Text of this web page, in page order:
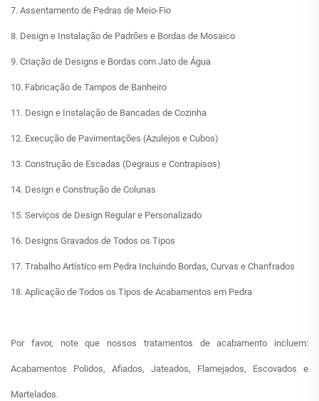
7. Assentamento de Pedras de Meio-Fio
8. Design e Instalação de Padrões e Bordas de Mosaico
9. Criação de Designs e Bordas com Jato de Água
10. Fabricação de Tampos de Banheiro
11. Design e Instalação de Bancadas de Cozinha
12. Execução de Pavimentações (Azulejos e Cubos)
13. Construção de Escadas (Degraus e Contrapisos)
14. Design e Construção de Colunas
15. Serviços de Design Regular e Personalizado
16. Designs Gravados de Todos os Tipos
17. Trabalho Artístico em Pedra Incluindo Bordas, Curvas e Chanfrados
18. Aplicação de Todos os Tipos de Acabamentos em Pedra
Por favor, note que nossos tratamentos de acabamento incluem:
Acabamentos Polidos, Afiados, Jateados, Flamejados, Escovados e
Martelados.